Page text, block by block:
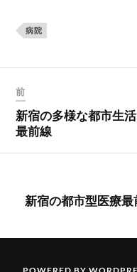
病院
前
新宿の多様な都市生
最前線
新宿の都市型医療